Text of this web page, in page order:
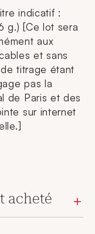
indicatif :
g.) [Ce lot sera
aux
et sans
titrage étant
pas la
de Paris et des
sur internet
acheté